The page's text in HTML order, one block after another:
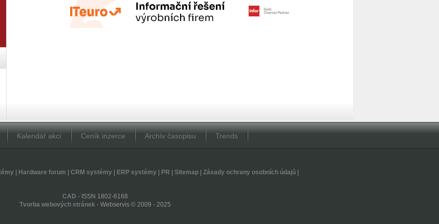
Kalendář akcí Ceník inzerce Archív časopisu Trends
| Hardware forum CRM systémy| ERP systémy| PR Sitemap| Zásady ochrany osobních údajů|
CAD - ISSN 1802-6168
Tvorba webových stránek - Webservis © 2009 - 2025